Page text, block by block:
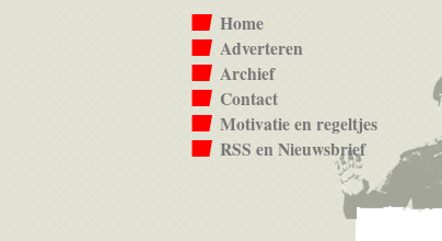
Home
Adverteren
Archief
Contact
Motivatie en regeltjes
RSS en Nieuwsbrief